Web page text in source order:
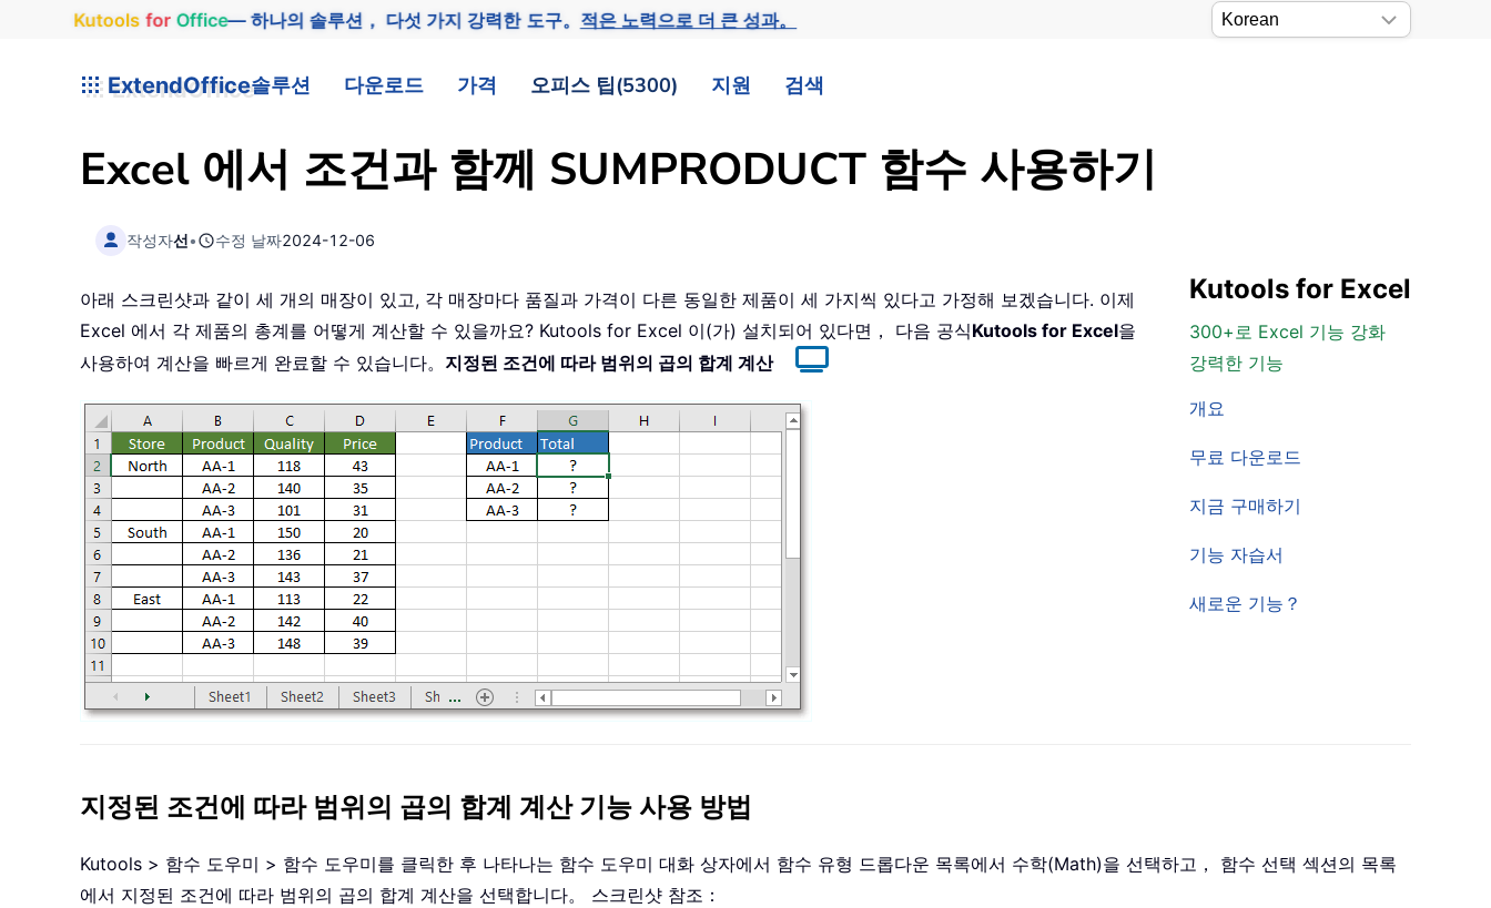
Kutools for Office— 하나의 솔루션， 다섯 가지 강력한 도구。적은 노력으로 더 큰 성과。
ExtendOffice솔루션 다운로드 가격 오피스 팁(5300) 지원 검색
Excel 에서 조건과 함께 SUMPRODUCT 함수 사용하기
작성자선• 수정 날짜2024-12-06
Kutools for Excel
300+로 Excel 기능 강화
강력한 기능
개요
무료 다운로드
지금 구매하기
기능 자습서
새로운 기능？
아래 스크린샷과 같이 세 개의 매장이 있고, 각 매장마다 품질과 가격이 다른 동일한 제품이 세 가지씩 있다고 가정해 보겠습니다. 이제
Excel 에서 각 제품의 총계를 어떻게 계산할 수 있을까요? Kutools for Excel 이(가) 설치되어 있다면， 다음 공식Kutools for Excel을
사용하여 계산을 빠르게 완료할 수 있습니다。 지정된 조건에 따라 범위의 곱의 합계 계산
지정된 조건에 따라 범위의 곱의 합계 계산 기능 사용 방법
Kutools > 함수 도우미 > 함수 도우미를 클릭한 후 나타나는 함수 도우미 대화 상자에서 함수 유형 드롭다운 목록에서 수학(Math)을 선택하고， 함수 선택 섹션의 목록
에서 지정된 조건에 따라 범위의 곱의 합계 계산을 선택합니다。 스크린샷 참조：